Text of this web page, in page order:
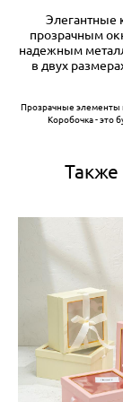
Элегантные
прозрачным
надежным
в двух
Прозрачные элементы
Коробочка - это
Также